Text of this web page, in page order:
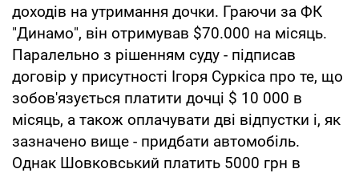
доходів на утримання дочки. Граючи за ФК
"Динамо", він отримував $70.000 на місяць.
Паралельно з рішенням суду - підписав
договір у присутності Ігоря Суркіса про те, що
зобов'язується платити дочці $ 10 000 в
місяць, а також оплачувати дві відпустки і, як
зазначено вище - придбати автомобіль.
Однак Шовковський платить 5000 грн в